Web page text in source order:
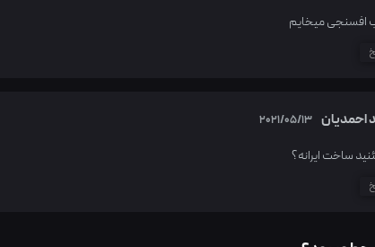
افسنجی میخایم
احمدیان 2021/05/13
ساخت ایرانه؟